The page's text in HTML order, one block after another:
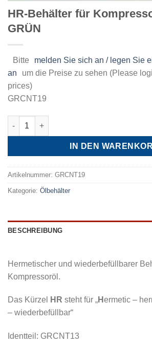
HR-Behälter für
GRÜN
Bitte
melden Sie sich an / legen Sie
an
um die Preise zu sehen (Please
prices)
GRCNT19
HR-Behälter für Kompressoröl, 250ml,
IN DEN
Artikelnummer: GRCNT19
Kategorie: Ölbehälter
BESCHREIBUNG
Hermetischer und wiederbefüllbarer
Kompressoröl.
Das Kürzel HR steht für „H ermetic –
– wiederbefüllbar“
Identteil: GRCNT13